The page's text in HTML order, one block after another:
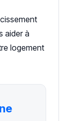
aider à
logement